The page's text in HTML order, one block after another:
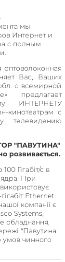
мы
Интернет и
с полным
Вас, Ваших
с всемирной
предлагает
ИНТЕРНЕТУ
кинотеатрам с
телевидению
"ПАВУТИНА"
розвивається.
Гігабіт/с в
При
Ethernet.
компанії є
Systems,
обладнання,
"Павутина"
умов чинного